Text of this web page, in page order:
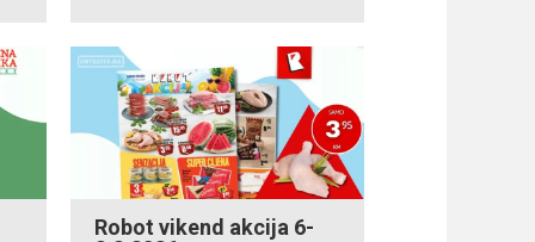
Robot vikend akcija 6-